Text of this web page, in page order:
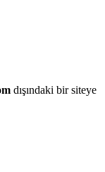
dışındaki bir siteye